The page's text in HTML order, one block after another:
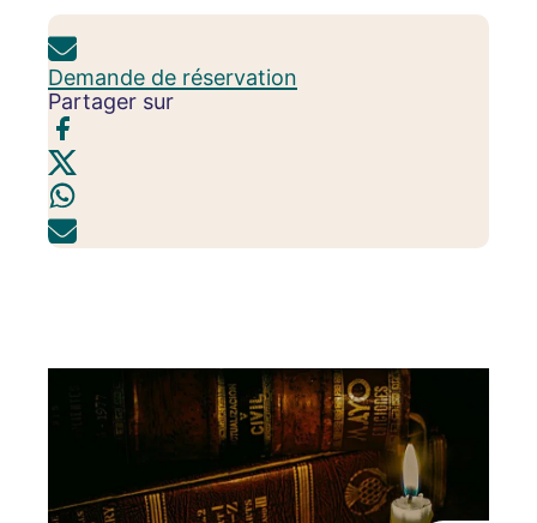
Demande de réservation
Partager sur